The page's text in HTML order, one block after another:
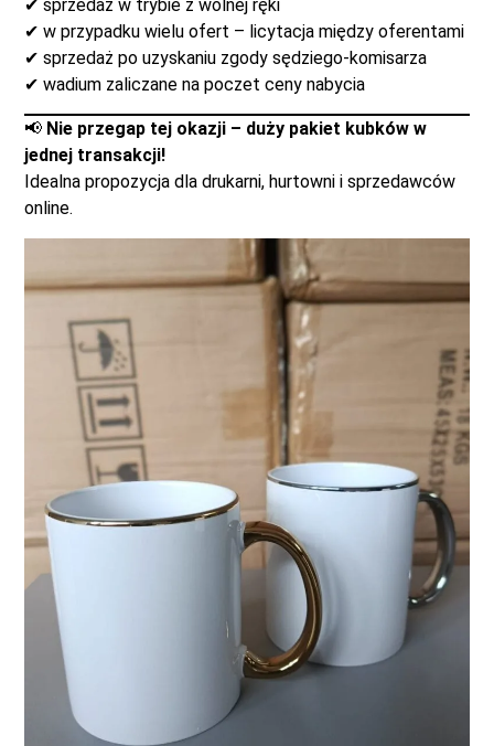
✔ sprzedaż w trybie z wolnej ręki
✔ w przypadku wielu ofert – licytacja między oferentami
✔ sprzedaż po uzyskaniu zgody sędziego-komisarza
✔ wadium zaliczane na poczet ceny nabycia
📢 Nie przegap tej okazji – duży pakiet kubków w
jednej transakcji!
Idealna propozycja dla drukarni, hurtowni i sprzedawców
online.